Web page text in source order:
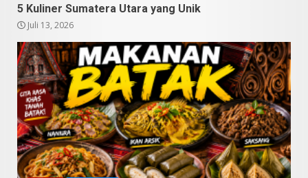
5 Kuliner Sumatera Utara yang Unik
Juli 13, 2026
4
Batak Terungkap!
Juni 11, 2026
5
10 Kontroversial Orang Batak
Sering Jadi Perdebatan
Mei 25, 2026